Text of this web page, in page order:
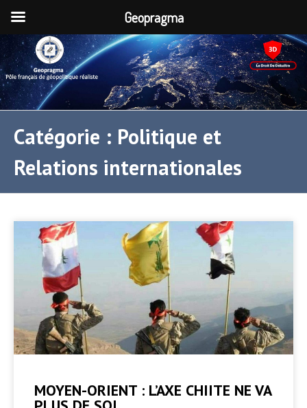
Catégorie : Politique et
Relations internationales
MOYEN-ORIENT : L’AXE CHIITE NE VA
Geopragma